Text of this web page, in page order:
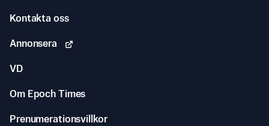
Kontakta oss
Annonsera
VD
Om Epoch Times
Prenumerationsvillkor